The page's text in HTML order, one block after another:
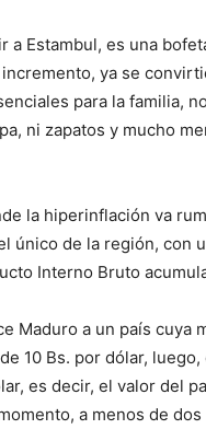
a Estambul, es una
ya se
para la familia,
ni zapatos y mucho
la hiperinflación va
único de la región, con
Interno Bruto
Maduro a un país cuya
10 Bs. por dólar,
es decir, el valor del
a menos de